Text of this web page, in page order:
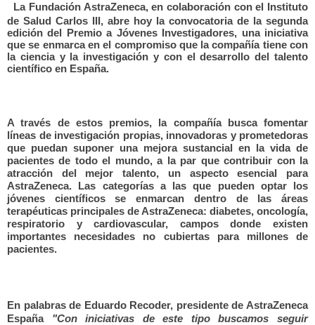
La Fundación AstraZeneca, en colaboración con el Instituto
de Salud Carlos III, abre hoy la convocatoria de la segunda
edición del Premio a Jóvenes Investigadores, una iniciativa
que se enmarca en el compromiso que la compañía tiene con
la ciencia y la investigación y con el desarrollo del talento
científico en España.
A través de estos premios, la compañía busca fomentar
líneas de investigación propias, innovadoras y prometedoras
que puedan suponer una mejora sustancial en la vida de
pacientes de todo el mundo, a la par que contribuir con la
atracción del mejor talento, un aspecto esencial para
AstraZeneca. Las categorías a las que pueden optar los
jóvenes científicos se enmarcan dentro de las áreas
terapéuticas principales de AstraZeneca: diabetes, oncología,
respiratorio y cardiovascular, campos donde existen
importantes necesidades no cubiertas para millones de
pacientes.
En palabras de Eduardo Recoder, presidente de AstraZeneca
España "Con iniciativas de este tipo buscamos seguir